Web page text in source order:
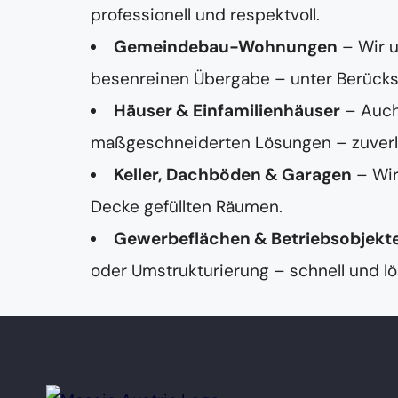
professionell und respektvoll.
Gemeindebau-Wohnungen – Wir
besenreinen Übergabe – unter
Häuser & Einfamilienhäuser –
maßgeschneiderten Lösungen –
Keller, Dachböden & Garagen –
Decke gefüllten Räumen.
Gewerbeflächen &
oder Umstrukturierung – schnell und